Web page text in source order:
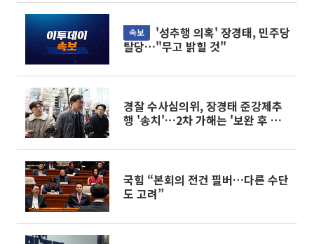
속보
탈당…"무고 밝힐 것"
경찰 수사심의위, 장경태 준강제추
행 '송치'…2차 가해는 '보완 후 송
국힘 “본회의 전건 필버…다른 수단
도 고려”